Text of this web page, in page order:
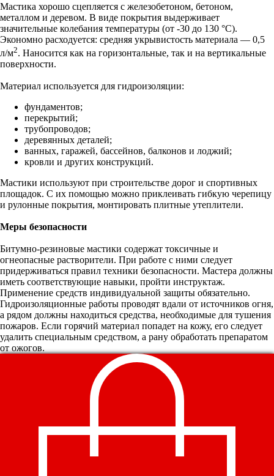
Мастика хорошо сцепляется с железобетоном, бетоном,
металлом и деревом. В виде покрытия выдерживает
значительные колебания температуры (от -30 до 130 °C).
Экономно расходуется: средняя укрывистость материала — 0,5
л/м2. Наносится как на горизонтальные, так и на вертикальные
поверхности.
Материал используется для гидроизоляции:
фундаментов;
перекрытий;
трубопроводов;
деревянных деталей;
ванных, гаражей, бассейнов, балконов и лоджий;
кровли и других конструкций.
Мастики используют при строительстве дорог и спортивных
площадок. С их помощью можно приклеивать гибкую черепицу
и рулонные покрытия, монтировать плитные утеплители.
Меры безопасности
Битумно-резиновые мастики содержат токсичные и
огнеопасные растворители. При работе с ними следует
придерживаться правил техники безопасности. Мастера должны
иметь соответствующие навыки, пройти инструктаж.
Применение средств индивидуальной защиты обязательно.
Гидроизоляционные работы проводят вдали от источников огня,
а рядом должны находиться средства, необходимые для тушения
пожаров. Если горячий материал попадет на кожу, его следует
удалить специальным средством, а рану обработать препаратом
от ожогов.